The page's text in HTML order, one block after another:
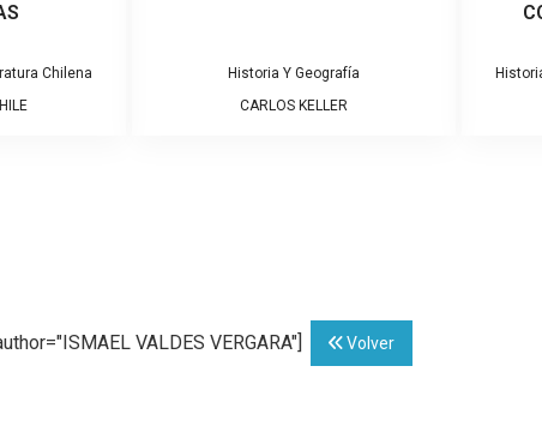
Chilena
Historia Y Geografía
CARLOS KELLER
VALDES VERGARA"] Volver